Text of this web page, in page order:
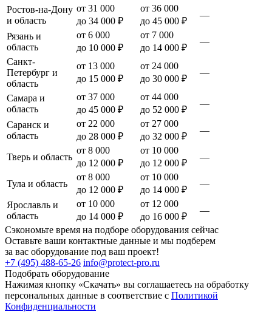
Ростов-на-Дону
и область
от 31 000
до 34 000 ₽
от 36 000
до 45 000 ₽
—
Рязань и
область
от 6 000
до 10 000 ₽
от 7 000
до 14 000 ₽
—
Санкт-
Петербург и
область
от 13 000
до 15 000 ₽
от 24 000
до 30 000 ₽
—
Самара и
область
от 37 000
до 45 000 ₽
от 44 000
до 52 000 ₽
—
Саранск и
область
от 22 000
до 28 000 ₽
от 27 000
до 32 000 ₽
—
Тверь и область
от 8 000
до 12 000 ₽
от 10 000
до 12 000 ₽
—
Тула и область
от 8 000
до 12 000 ₽
от 10 000
до 14 000 ₽
—
Ярославль и
область
от 10 000
до 14 000 ₽
от 12 000
до 16 000 ₽
—
Сэкономьте время на подборе оборудования сейчас
Оставьте ваши контактные данные и мы подберем
за вас оборудование под ваш проект!
+7 (495) 488-65-26 info@protect-pro.ru
Подобрать оборудование
Нажимая кнопку «Скачать» вы соглашаетесь на обработку
персональных данные в соответствие с Политикой
Конфиденциальности